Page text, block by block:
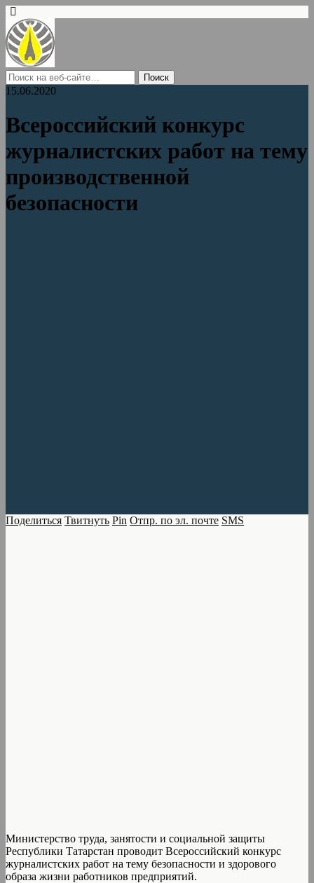
15.06.2020
Всероссийский конкурс
журналистских работ на тему
производственной
безопасности
Поделиться Твитнуть Pin Отпр. по эл. почте SMS
Министерство труда, занятости и социальной защиты
Республики Татарстан проводит Всероссийский конкурс
журналистских работ на тему безопасности и здорового
образа жизни работников предприятий.